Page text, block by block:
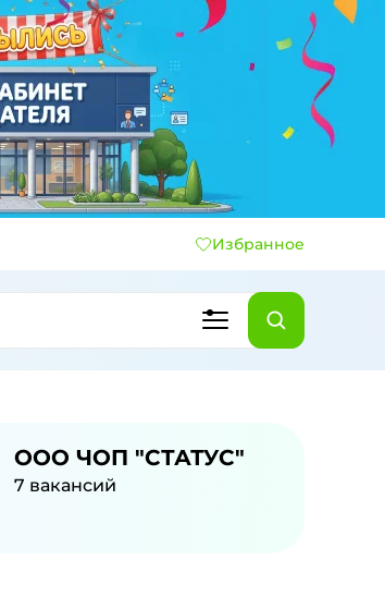
Избранное
ООО ЧОП "СТАТУС"
7 вакансий